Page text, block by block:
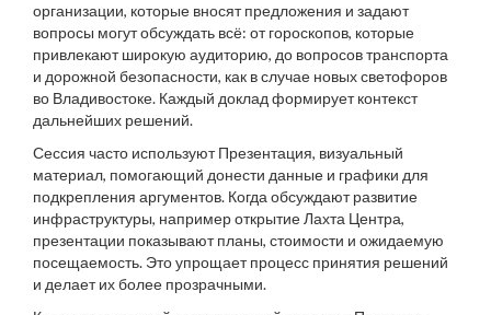
организации, которые вносят предложения и задают
вопросы могут обсуждать всё: от гороскопов, которые
привлекают широкую аудиторию, до вопросов транспорта
и дорожной безопасности, как в случае новых светофоров
во Владивостоке. Каждый доклад формирует контекст
дальнейших решений.
Сессия часто используютПрезентация, визуальный
материал, помогающий донести данные и графики для
подкрепления аргументов. Когда обсуждают развитие
инфраструктуры, например открытие Лахта Центра,
презентации показывают планы, стоимости и ожидаемую
посещаемость. Это упрощает процесс принятия решений
и делает их более прозрачными.